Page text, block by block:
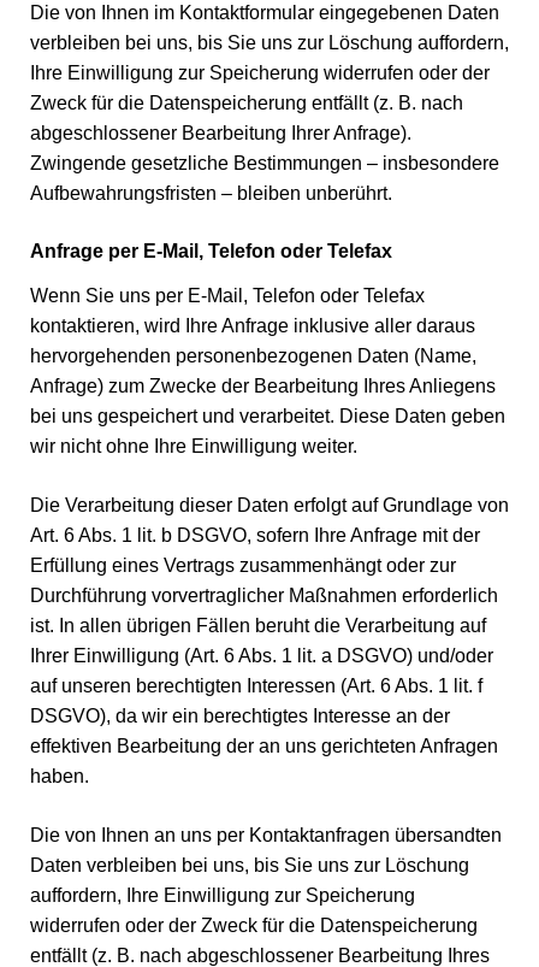
Die von Ihnen im Kontaktformular eingegebenen Daten
verbleiben bei uns, bis Sie uns zur Löschung auffordern,
Ihre Einwilligung zur Speicherung widerrufen oder der
Zweck für die Datenspeicherung entfällt (z. B. nach
abgeschlossener Bearbeitung Ihrer Anfrage).
Zwingende gesetzliche Bestimmungen – insbesondere
Aufbewahrungsfristen – bleiben unberührt.
Anfrage per E-Mail, Telefon oder Telefax
Wenn Sie uns per E-Mail, Telefon oder Telefax
kontaktieren, wird Ihre Anfrage inklusive aller daraus
hervorgehenden personenbezogenen Daten (Name,
Anfrage) zum Zwecke der Bearbeitung Ihres Anliegens
bei uns gespeichert und verarbeitet. Diese Daten geben
wir nicht ohne Ihre Einwilligung weiter.
Die Verarbeitung dieser Daten erfolgt auf Grundlage von
Art. 6 Abs. 1 lit. b DSGVO, sofern Ihre Anfrage mit der
Erfüllung eines Vertrags zusammenhängt oder zur
Durchführung vorvertraglicher Maßnahmen erforderlich
ist. In allen übrigen Fällen beruht die Verarbeitung auf
Ihrer Einwilligung (Art. 6 Abs. 1 lit. a DSGVO) und/oder
auf unseren berechtigten Interessen (Art. 6 Abs. 1 lit. f
DSGVO), da wir ein berechtigtes Interesse an der
effektiven Bearbeitung der an uns gerichteten Anfragen
haben.
Die von Ihnen an uns per Kontaktanfragen übersandten
Daten verbleiben bei uns, bis Sie uns zur Löschung
auffordern, Ihre Einwilligung zur Speicherung
widerrufen oder der Zweck für die Datenspeicherung
entfällt (z. B. nach abgeschlossener Bearbeitung Ihres